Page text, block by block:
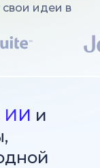
идеи в
ИИ и